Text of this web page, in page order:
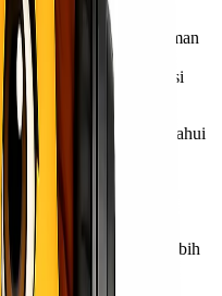
profesional berpengalaman
Mereka memahami
siap memberikan solusi
Anda untuk mengetahui
informasi ini
selalu siap
selama proses
pengalaman ekspedisi lebih
semua pihak terlibat.